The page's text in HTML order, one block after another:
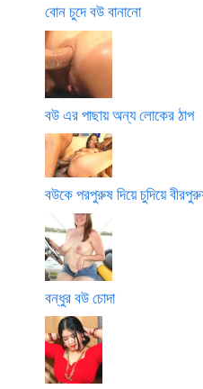
বোন চুদে বউ বানানো
বউ এর পাছায় অন্য লোকের ঠাপ
বউকে পরপুরুষ দিয়ে চুদিয়ে
বন্ধুর বউ চোদা